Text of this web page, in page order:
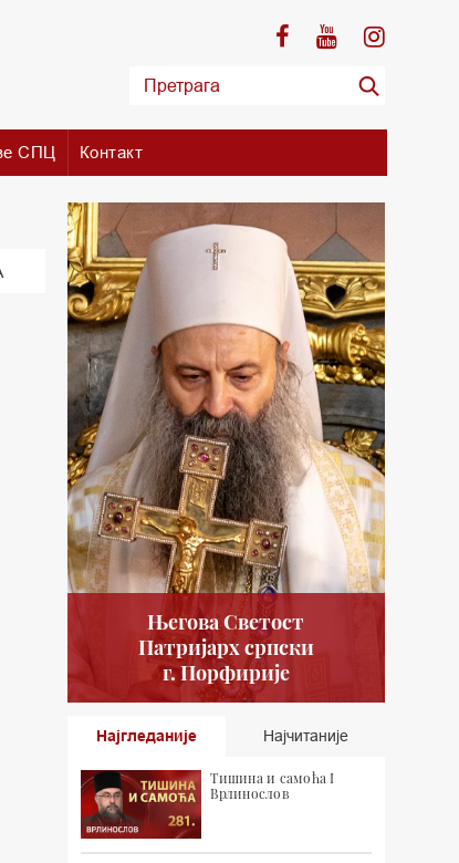
СПЦ Контакт
Његова Светост
Патријарх српски
г. Порфирије
Најгледаније Најчитаније
Тишина и самоћа I
Врлинослов